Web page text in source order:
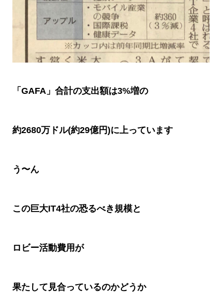
「 GAFA」合計の支出額は3%増の
約2680万ドル(約29億円)に上っています
う〜ん
この巨大IT4社の恐るべき規模と
ロビー活動費用 が
果たして見合っているのかどうか